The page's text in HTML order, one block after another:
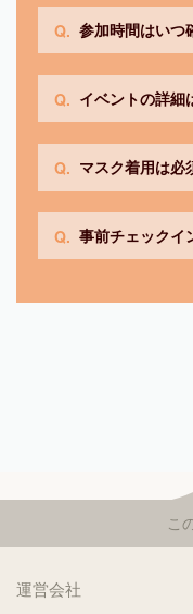
参加時間はいつ
イベントの詳細
マスク着用は必
事前チェックイ
こ
運営会社